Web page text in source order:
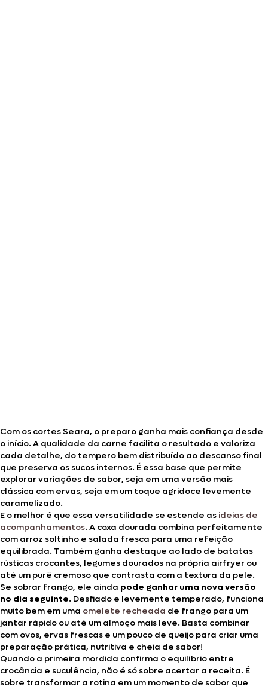
Com os cortes Seara, o preparo ganha mais confiança desde
o início. A qualidade da carne facilita o resultado e valoriza
cada detalhe, do tempero bem distribuído ao descanso final
que preserva os sucos internos. É essa base que permite
explorar variações de sabor, seja em uma versão mais
clássica com ervas, seja em um toque agridoce levemente
caramelizado.
E o melhor é que essa versatilidade se estende as ideias de
acompanhamentos. A coxa dourada combina perfeitamente
com arroz soltinho e salada fresca para uma refeição
equilibrada. Também ganha destaque ao lado de batatas
rústicas crocantes, legumes dourados na própria airfryer ou
até um purê cremoso que contrasta com a textura da pele.
Se sobrar frango, ele ainda pode ganhar uma nova versão
no dia seguinte. Desfiado e levemente temperado, funciona
muito bem em uma omelete recheada de frango para um
jantar rápido ou até um almoço mais leve. Basta combinar
com ovos, ervas frescas e um pouco de queijo para criar uma
preparação prática, nutritiva e cheia de sabor!
Quando a primeira mordida confirma o equilíbrio entre
crocância e suculência, não é só sobre acertar a receita. É
sobre transformar a rotina em um momento de sabor que